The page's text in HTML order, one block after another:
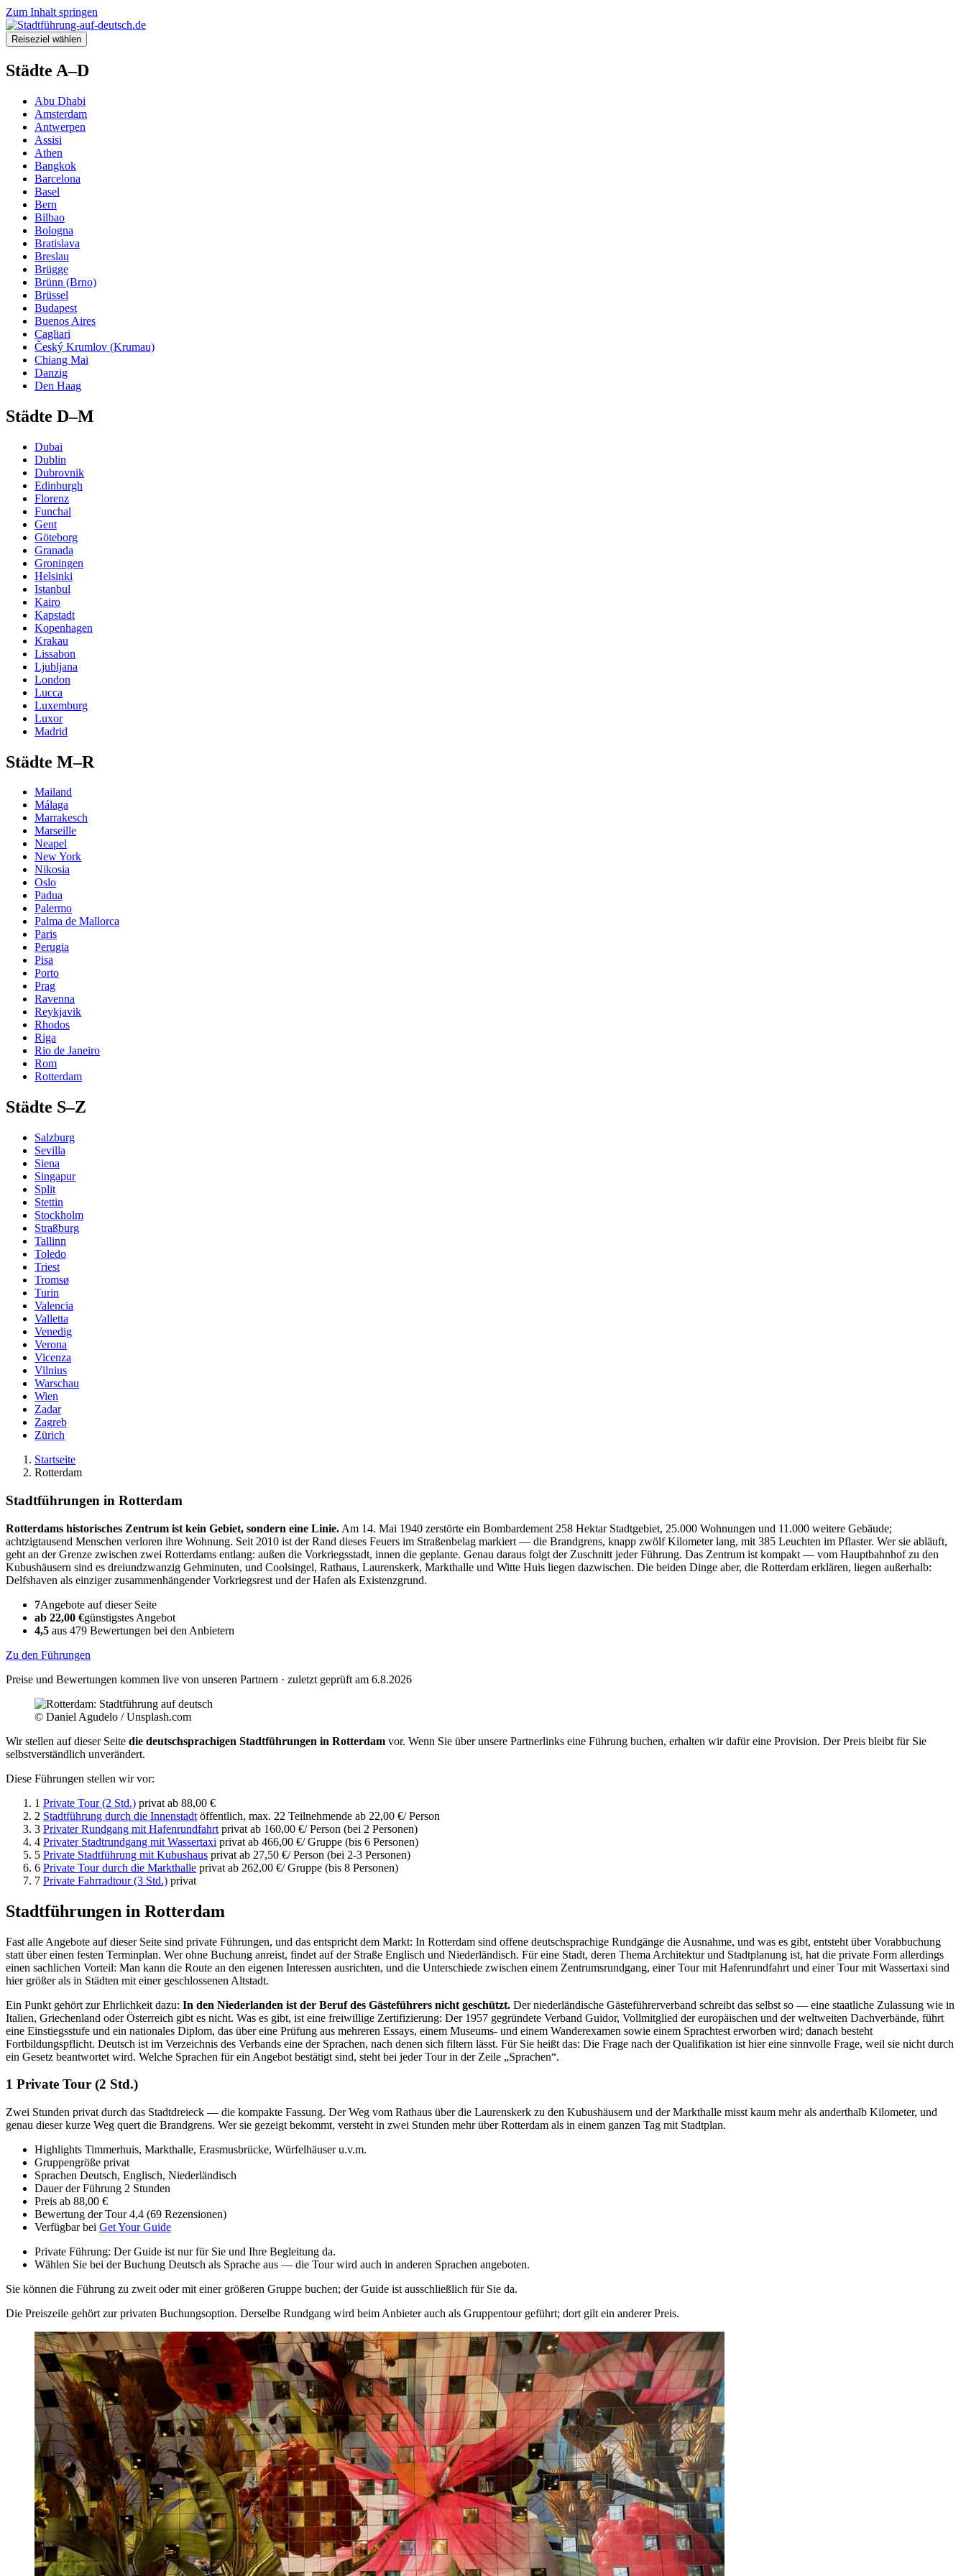
Zum Inhalt springen
Reiseziel wählen
Städte A–D
Abu Dhabi
Amsterdam
Antwerpen
Assisi
Athen
Bangkok
Barcelona
Basel
Bern
Bilbao
Bologna
Bratislava
Breslau
Brügge
Brünn (Brno)
Brüssel
Budapest
Buenos Aires
Cagliari
Český Krumlov (Krumau)
Chiang Mai
Danzig
Den Haag
Städte D–M
Dubai
Dublin
Dubrovnik
Edinburgh
Florenz
Funchal
Gent
Göteborg
Granada
Groningen
Helsinki
Istanbul
Kairo
Kapstadt
Kopenhagen
Krakau
Lissabon
Ljubljana
London
Lucca
Luxemburg
Luxor
Madrid
Städte M–R
Mailand
Málaga
Marrakesch
Marseille
Neapel
New York
Nikosia
Oslo
Padua
Palermo
Palma de Mallorca
Paris
Perugia
Pisa
Porto
Prag
Ravenna
Reykjavik
Rhodos
Riga
Rio de Janeiro
Rom
Rotterdam
Städte S–Z
Salzburg
Sevilla
Siena
Singapur
Split
Stettin
Stockholm
Straßburg
Tallinn
Toledo
Triest
Tromsø
Turin
Valencia
Valletta
Venedig
Verona
Vicenza
Vilnius
Warschau
Wien
Zadar
Zagreb
Zürich
Startseite
Rotterdam
Stadtführungen in Rotterdam
Rotterdams historisches Zentrum ist kein Gebiet, sondern eine Linie. Am 14. Mai 1940 zerstörte ein Bombardement 258 Hektar Stadtgebiet, 25.000 Wohnungen und 11.000 weitere Gebäude;
achtzigtausend Menschen verloren ihre Wohnung. Seit 2010 ist der Rand dieses Feuers im Straßenbelag markiert — die Brandgrens, knapp zwölf Kilometer lang, mit 385 Leuchten im Pflaster. Wer sie abläuft,
geht an der Grenze zwischen zwei Rotterdams entlang: außen die Vorkriegsstadt, innen die geplante. Genau daraus folgt der Zuschnitt jeder Führung. Das Zentrum ist kompakt — vom Hauptbahnhof zu den
Kubushäusern sind es dreiundzwanzig Gehminuten, und Coolsingel, Rathaus, Laurenskerk, Markthalle und Witte Huis liegen dazwischen. Die beiden Dinge aber, die Rotterdam erklären, liegen außerhalb:
Delfshaven als einziger zusammenhängender Vorkriegsrest und der Hafen als Existenzgrund.
7Angebote auf dieser Seite
ab 22,00 €günstigstes Angebot
4,5 aus 479 Bewertungen bei den Anbietern
Zu den Führungen
Preise und Bewertungen kommen live von unseren Partnern · zuletzt geprüft am 6.8.2026
© Daniel Agudelo / Unsplash.com
Wir stellen auf dieser Seite die deutschsprachigen Stadtführungen in Rotterdam vor. Wenn Sie über unsere Partnerlinks eine Führung buchen, erhalten wir dafür eine Provision. Der Preis bleibt für Sie
selbstverständlich unverändert.
Diese Führungen stellen wir vor:
1 Private Tour (2 Std.) privat ab 88,00 €
2 Stadtführung durch die Innenstadt öffentlich, max. 22 Teilnehmende ab 22,00 €/ Person
3 Privater Rundgang mit Hafenrundfahrt privat ab 160,00 €/ Person (bei 2 Personen)
4 Privater Stadtrundgang mit Wassertaxi privat ab 466,00 €/ Gruppe (bis 6 Personen)
5 Private Stadtführung mit Kubushaus privat ab 27,50 €/ Person (bei 2-3 Personen)
6 Private Tour durch die Markthalle privat ab 262,00 €/ Gruppe (bis 8 Personen)
7 Private Fahrradtour (3 Std.) privat
Stadtführungen in Rotterdam
Fast alle Angebote auf dieser Seite sind private Führungen, und das entspricht dem Markt: In Rotterdam sind offene deutschsprachige Rundgänge die Ausnahme, und was es gibt, entsteht über Vorabbuchung
statt über einen festen Terminplan. Wer ohne Buchung anreist, findet auf der Straße Englisch und Niederländisch. Für eine Stadt, deren Thema Architektur und Stadtplanung ist, hat die private Form allerdings
einen sachlichen Vorteil: Man kann die Route an den eigenen Interessen ausrichten, und die Unterschiede zwischen einem Zentrumsrundgang, einer Tour mit Hafenrundfahrt und einer Tour mit Wassertaxi sind
hier größer als in Städten mit einer geschlossenen Altstadt.
Ein Punkt gehört zur Ehrlichkeit dazu: In den Niederlanden ist der Beruf des Gästeführers nicht geschützt. Der niederländische Gästeführerverband schreibt das selbst so — eine staatliche Zulassung wie in
Italien, Griechenland oder Österreich gibt es nicht. Was es gibt, ist eine freiwillige Zertifizierung: Der 1957 gegründete Verband Guidor, Vollmitglied der europäischen und der weltweiten Dachverbände, führt
eine Einstiegsstufe und ein nationales Diplom, das über eine Prüfung aus mehreren Essays, einem Museums- und einem Wanderexamen sowie einem Sprachtest erworben wird; danach besteht
Fortbildungspflicht. Deutsch ist im Verzeichnis des Verbands eine der Sprachen, nach denen sich filtern lässt. Für Sie heißt das: Die Frage nach der Qualifikation ist hier eine sinnvolle Frage, weil sie nicht durch
ein Gesetz beantwortet wird. Welche Sprachen für ein Angebot bestätigt sind, steht bei jeder Tour in der Zeile „Sprachen“.
1 Private Tour (2 Std.)
Zwei Stunden privat durch das Stadtdreieck — die kompakte Fassung. Der Weg vom Rathaus über die Laurenskerk zu den Kubushäusern und der Markthalle misst kaum mehr als anderthalb Kilometer, und
genau dieser kurze Weg quert die Brandgrens. Wer sie gezeigt bekommt, versteht in zwei Stunden mehr über Rotterdam als in einem ganzen Tag mit Stadtplan.
Highlights Timmerhuis, Markthalle, Erasmusbrücke, Würfelhäuser u.v.m.
Gruppengröße privat
Sprachen Deutsch, Englisch, Niederländisch
Dauer der Führung 2 Stunden
Preis ab 88,00 €
Bewertung der Tour 4,4 (69 Rezensionen)
Verfügbar bei Get Your Guide
Private Führung: Der Guide ist nur für Sie und Ihre Begleitung da.
Wählen Sie bei der Buchung Deutsch als Sprache aus — die Tour wird auch in anderen Sprachen angeboten.
Sie können die Führung zu zweit oder mit einer größeren Gruppe buchen; der Guide ist ausschließlich für Sie da.
Die Preiszeile gehört zur privaten Buchungsoption. Derselbe Rundgang wird beim Anbieter auch als Gruppentour geführt; dort gilt ein anderer Preis.